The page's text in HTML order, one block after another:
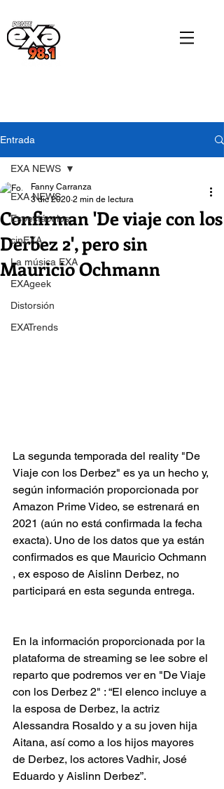
Entrada
EXA NEWS
Espectáculos
cinEXA
La música EXA
EXAgeek
Distorsión
EXATrends
EXA NEWS
Confirman 'De viaje con los
Derbez 2', pero sin
Mauricio Ochmann
Fanny Carranza
3 dic 2020 2 min de lectura
La segunda temporada del reality "De
Viaje con los Derbez" es ya un hecho y,
según información proporcionada por
Amazon Prime Video, se estrenará en
2021 (aún no está confirmada la fecha
exacta). Uno de los datos que ya están
confirmados es que Mauricio Ochmann
, ex esposo de Aislinn Derbez, no
participará en esta segunda entrega.
En la información proporcionada por la
plataforma de streaming se lee sobre el
reparto que podremos ver en "De Viaje
con los Derbez 2" : “El elenco incluye a
la esposa de Derbez, la actriz
Alessandra Rosaldo y a su joven hija
Aitana, así como a los hijos mayores
de Derbez, los actores Vadhir, José
Eduardo y Aislinn Derbez”.